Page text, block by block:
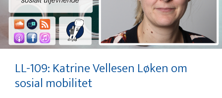
LL-109: Katrine Vellesen Løken om
sosial mobilitet